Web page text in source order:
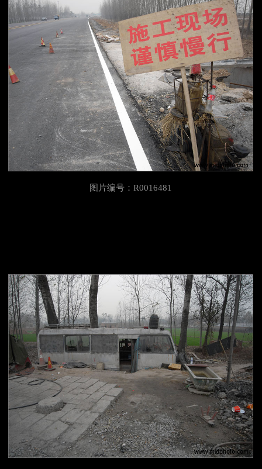
图片编号：R0016481